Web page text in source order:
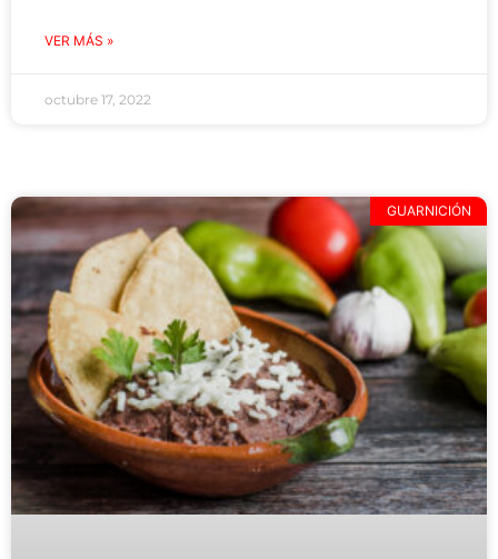
VER MÁS »
octubre 17, 2022
GUARNICIÓN